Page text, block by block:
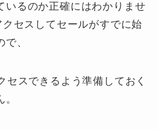
いるのか正確にはわかりませ
セスしてセールがすでに始
、
セスできるよう準備しておく